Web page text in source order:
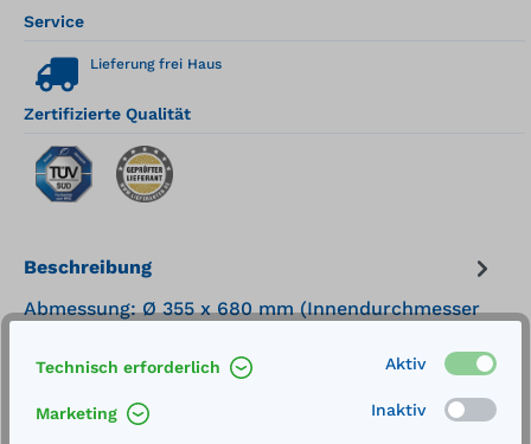
Service
Lieferung frei Haus
Zertifizierte Qualität
Beschreibung
Abmessung: Ø 355 x 680 mm (Innendurchmesser
zugelassen ( T ) zur Bergung un…
Mehr
Technische Daten
Technisch erforderlich Aktiv
Marketing Inaktiv